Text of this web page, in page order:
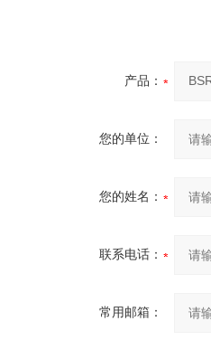
产品：
您的单位：
您的姓名：
联系电话：
常用邮箱：